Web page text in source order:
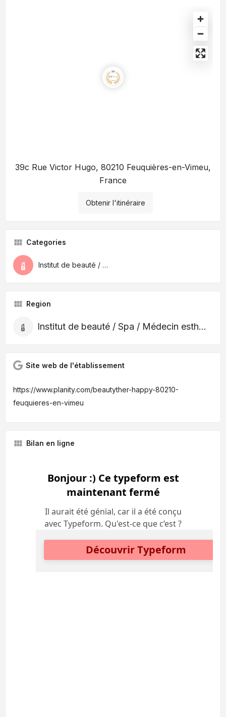
39c Rue Victor Hugo, 80210 Feuquières-en-Vimeu,
France
Obtenir l'itinéraire
Categories
Institut de beauté / Spa / Médecin esthétique
Region
Institut de beauté / Spa / Médecin esthétique
Site web de l'établissement
https://www.planity.com/beautyther-happy-80210-
feuquieres-en-vimeu
Bilan en ligne